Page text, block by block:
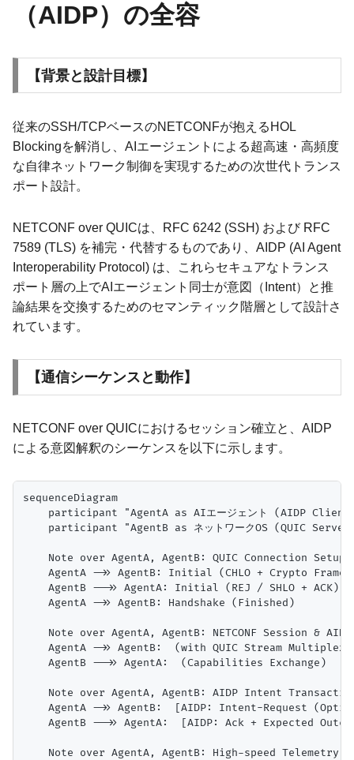
（AIDP）の全容
【背景と設計目標】
従来のSSH/TCPベースのNETCONFが抱えるHOL
Blockingを解消し、AIエージェントによる超高速・高頻度
な自律ネットワーク制御を実現するための次世代トランス
ポート設計。
NETCONF over QUICは、RFC 6242 (SSH) および RFC
7589 (TLS) を補完・代替するものであり、AIDP (AI Agent
Interoperability Protocol) は、これらセキュアなトランス
ポート層の上でAIエージェント同士が意図（Intent）と推
論結果を交換するためのセマンティック階層として設計さ
れています。
【通信シーケンスと動作】
NETCONF over QUICにおけるセッション確立と、AIDP
による意図解釈のシーケンスを以下に示します。
sequenceDiagram
participant "AgentA as AIエージェント (AIDP
participant "AgentB as ネットワークOS (QUIC
Note over AgentA, AgentB: QUIC Connection Setup
    AgentA ->> AgentB: Initial (CHLO + Crypto Frame)
    AgentB -->> AgentA: Initial (REJ / SHLO + ACK)
    AgentA ->> AgentB: Handshake (Finished)
Note over AgentA, AgentB: NETCONF Session &
AgentA ->> AgentB:  (with QUIC Stream
    AgentB -->> AgentA:  (Capabilities Exchange)
Note over AgentA, AgentB: AIDP Intent
AgentA ->> AgentB:  [AIDP: Intent-Request
AgentB -->> AgentA:  [AIDP: Ack + Expected
Note over AgentA, AgentB: High-speed Telemetry